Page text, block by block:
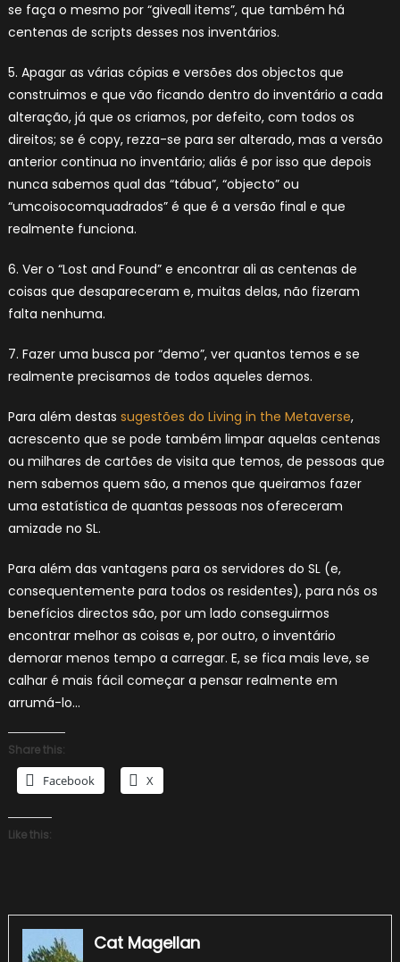
se faça o mesmo por “giveall items”, que também há
centenas de scripts desses nos inventários.
5. Apagar as várias cópias e versões dos objectos que
construimos e que vão ficando dentro do inventário a cada
alteração, já que os criamos, por defeito, com todos os
direitos; se é copy, rezza-se para ser alterado, mas a versão
anterior continua no inventário; aliás é por isso que depois
nunca sabemos qual das “tábua”, “objecto” ou
“umcoisocomquadrados” é que é a versão final e que
realmente funciona.
6. Ver o “Lost and Found” e encontrar ali as centenas de
coisas que desapareceram e, muitas delas, não fizeram
falta nenhuma.
7. Fazer uma busca por “demo”, ver quantos temos e se
realmente precisamos de todos aqueles demos.
Para além destas sugestões do Living in the Metaverse,
acrescento que se pode também limpar aquelas centenas
ou milhares de cartões de visita que temos, de pessoas que
nem sabemos quem são, a menos que queiramos fazer
uma estatística de quantas pessoas nos ofereceram
amizade no SL.
Para além das vantagens para os servidores do SL (e,
consequentemente para todos os residentes), para nós os
benefícios directos são, por um lado conseguirmos
encontrar melhor as coisas e, por outro, o inventário
demorar menos tempo a carregar. E, se fica mais leve, se
calhar é mais fácil começar a pensar realmente em
arrumá-lo…
Share this:
Facebook X
Like this:
Cat Magellan